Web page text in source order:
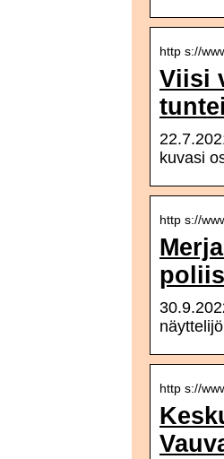
http s://
Viisi
kuvasi
http s://
http s://